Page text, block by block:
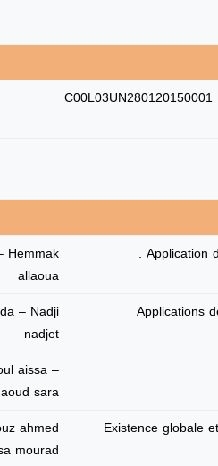
C00L03UN280120150001
Application
Hemmak
allaoua
Applications
– Nadji
nadjet
aissa –
sara
Existence globale
ahmed
mourad